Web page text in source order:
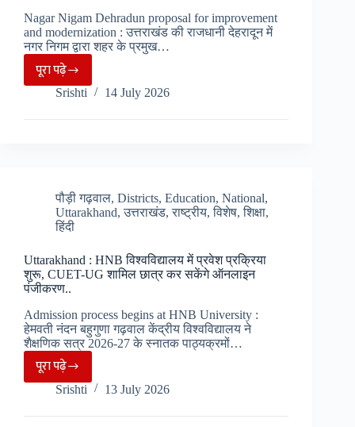
मुख्य
आकर्षण..
Nagar Nigam Dehradun proposal for improvement
and modernization : उत्तराखंड की राजधानी देहरादून में
नगर निगम द्वारा शहर के प्रमुख…
पूरा पढ़ेNagar
Nigam
:
जंक्शन
के
सुधार
व
modernization
के
लिए
प्रस्ताव
जारी,
सौंदर्यकरण
पर
विशेष
Srishti 14 July 2026
पौड़ी गढ़वाल, Districts, Education, National,
Uttarakhand,उत्तराखंड,राष्ट्रीय,विशेष,शिक्षा,
हिंदी
Uttarakhand : HNB विश्वविद्यालय में प्रवेश प्रक्रिया
शुरू, CUET-UG शामिल छात्र कर सकेंगे ऑनलाइन
पंजीकरण..
Admission process begins at HNB University :
हेमवती नंदन बहुगुणा गढ़वाल केंद्रीय विश्वविद्यालय ने
शैक्षणिक सत्र 2026-27 के स्नातक पाठ्यक्रमों…
पूरा पढ़ेUttarakhand
:
HNB
Srishti 13 July 2026